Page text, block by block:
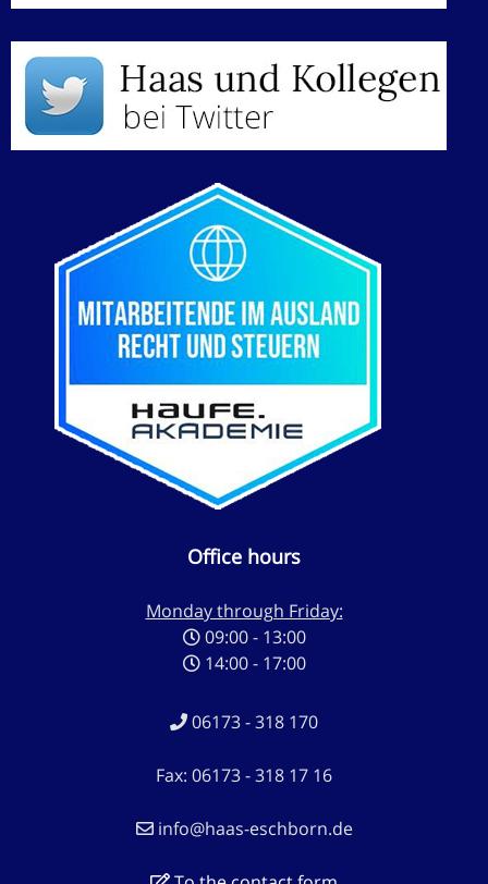
Office hours
Monday through Friday:
09:00 - 13:00
14:00 - 17:00
06173 - 318 170
Fax: 06173 - 318 17 16
info@haas-eschborn.de